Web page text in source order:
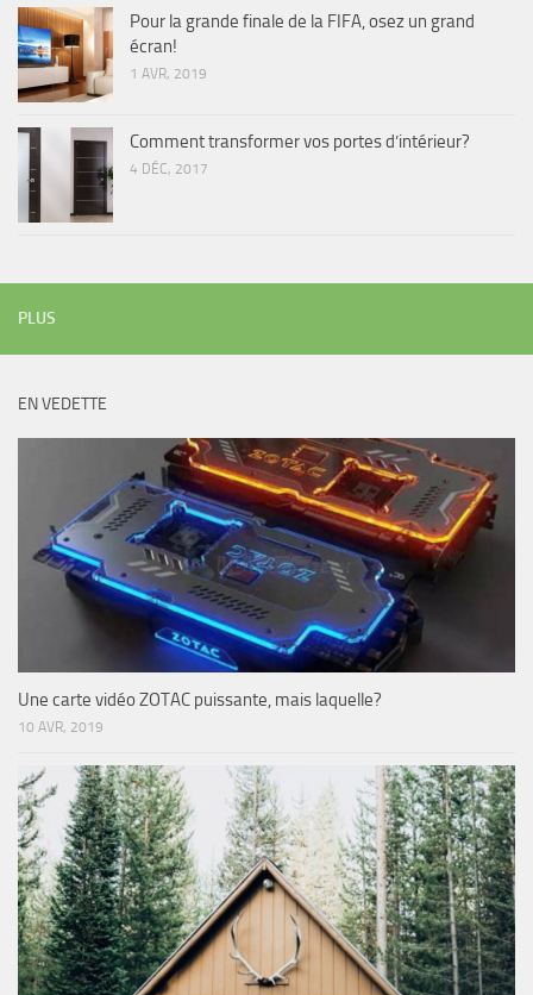
Pour la grande finale de la FIFA, osez un grand
écran!
1 AVR, 2019
Comment transformer vos portes d’intérieur?
4 DÉC, 2017
PLUS
EN VEDETTE
Une carte vidéo ZOTAC puissante, mais laquelle?
10 AVR, 2019